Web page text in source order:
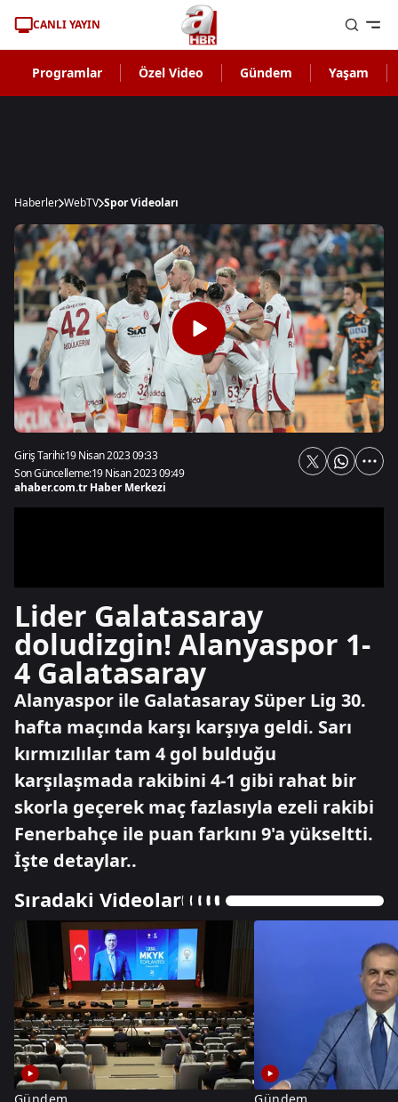
CANLI YAYIN
Programlar Özel Video Gündem Yaşam
Haberler WebTV Spor Videoları
Giriş Tarihi:19 Nisan 2023 09:33
Son Güncelleme:19 Nisan 2023 09:49
ahaber.com.tr Haber Merkezi
Lider Galatasaray
doludizgin! Alanyaspor 1-
4 Galatasaray
Alanyaspor ile Galatasaray Süper Lig 30.
hafta maçında karşı karşıya geldi. Sarı
kırmızılılar tam 4 gol bulduğu
karşılaşmada rakibini 4-1 gibi rahat bir
skorla geçerek maç fazlasıyla ezeli rakibi
Fenerbahçe ile puan farkını 9'a yükseltti.
İşte detaylar..
Sıradaki Videolar